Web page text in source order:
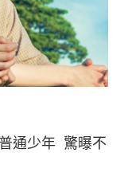
通少年 驚曝不